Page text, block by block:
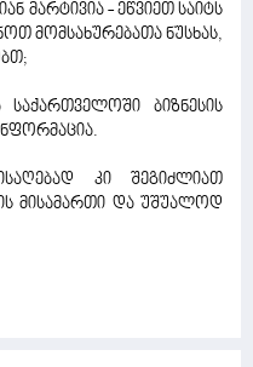
მარტივია - ეწვიეთ საიტს
მომსახურებათა ნუსხას,
საქართველოში ბიზნესის
კი შეგიძლიათ
მისამართი და უშუალოდ